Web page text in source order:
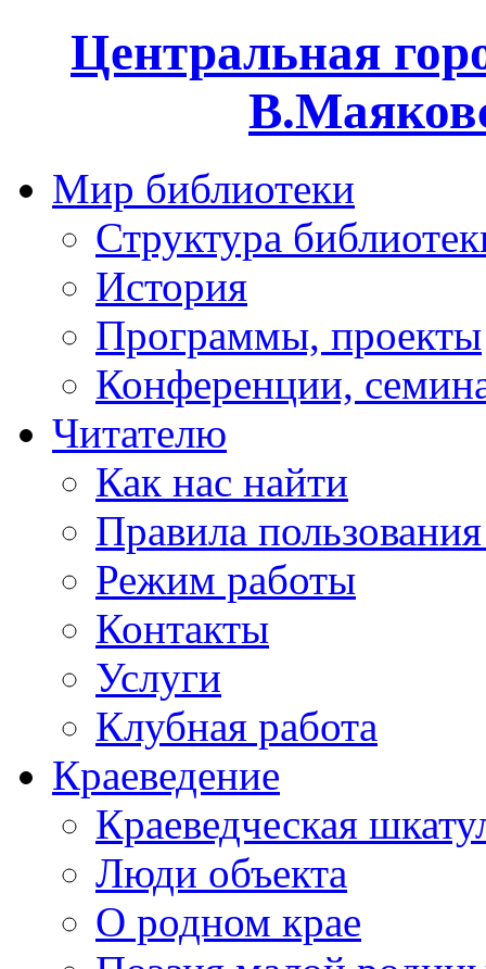
Центральная
Мир библиотеки
Структура
История
Программы, проекты
Конференции,
Читателю
Как нас найти
Правила
Режим работы
Контакты
Услуги
Клубная работа
Краеведение
Краеведческая
Люди объекта
О родном крае